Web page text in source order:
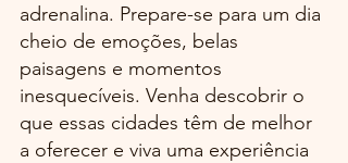
adrenalina. Prepare-se para um dia
cheio de emoções, belas
paisagens e momentos
inesquecíveis. Venha descobrir o
que essas cidades têm de melhor
a oferecer e viva uma experiência